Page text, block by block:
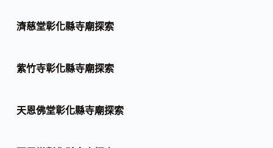
濟慈堂彰化縣寺廟探索
紫竹寺彰化縣寺廟探索
天恩佛堂彰化縣寺廟探索